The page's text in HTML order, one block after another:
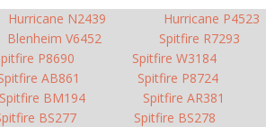
Hurricane N2439 Hurricane P4523
Blenheim V6452 Spitfire R7293
P8690 Spitfire W3184
AB861 Spitfire P8724
Spitfire BM194 Spitfire AR381
BS277 Spitfire BS278